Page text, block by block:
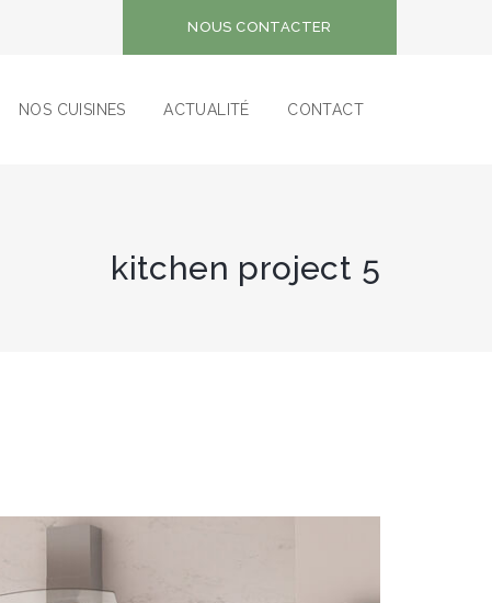
NOUS CONTACTER
NOS CUISINES ACTUALITÉ CONTACT
kitchen project 5